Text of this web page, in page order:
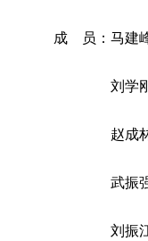
成 员：马建
刘学刚 市
赵成林 市
武振强 市
刘振江 市